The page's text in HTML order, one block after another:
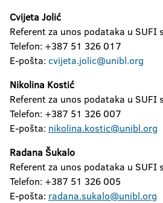
Cvijeta Jolić
Referent za unos podataka u SUFI
Telefon: +387 51 326 017
E-pošta: cvijeta.jolic@unibl.org
Nikolina Kostić
Referent za unos podataka u SUFI
Telefon: +387 51 326 007
E-pošta: nikolina.kostic@unibl.org
Radana Šukalo
Referent za unos podataka u SUFI
Telefon: +387 51 326 005
E-pošta: radana.sukalo@unibl.org